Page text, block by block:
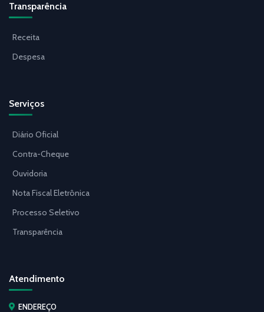
Transparência
Receita
Despesa
Serviços
Diário Oficial
Contra-Cheque
Ouvidoria
Nota Fiscal Eletrônica
Processo Seletivo
Transparência
Atendimento
ENDEREÇO